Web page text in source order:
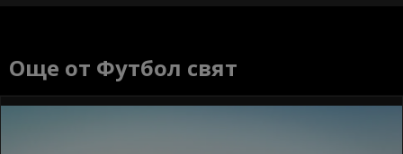
Още от Футбол свят